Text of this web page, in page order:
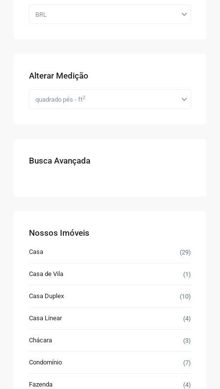
BRL
Alterar Medição
quadrado pés - ft2
Busca Avançada
Nossos Imóveis
Casa (29)
Casa de Vila (1)
Casa Duplex (10)
Casa Linear (4)
Chácara (3)
Condomínio (7)
Fazenda (4)